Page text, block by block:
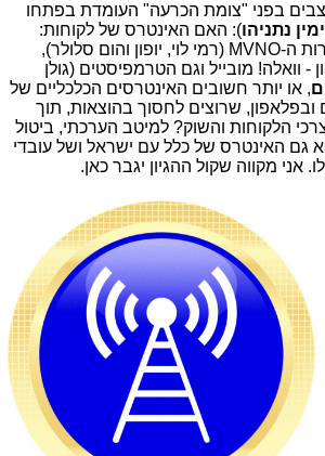
בפני "צומת הכרעה" העומדת בפתחו
נתניהו): האם האינטרס של לקוחות:
סלקום, פלאפון, 3 חברות ה-MVNO (רמי לוי, יופון והום סלולר),
וואלה! מובייל וגם הטרמפיסטים (גולן
, או יותר חשובים האינטרסים הכלכליים של
שרוצים לחסוך בהוצאות, תוך
הלקוחות והשוק? למיטב הערכתי, ביטול
האינטרס של כלל עם ישראל ושל עובדי
אני מקווה שקול ההגיון יגבר כאן.